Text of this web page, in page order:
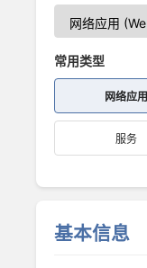
常用类型
网络应用
服务
基本信息